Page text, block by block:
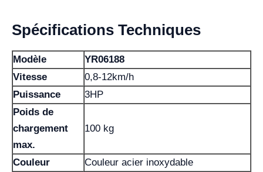
Spécifications Techniques
Modèle
YR06188
Vitesse
0,8-12km/h
Puissance
3HP
Poids de
chargement
max.
100 kg
Couleur
Couleur acier inoxydable